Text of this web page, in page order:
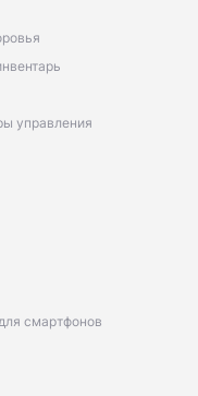
управления
смартфонов